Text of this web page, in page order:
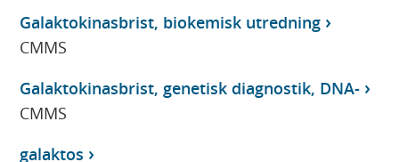
Galaktokinasbrist, biokemisk utredning
CMMS
Galaktokinasbrist, genetisk diagnostik, DNA-
CMMS
galaktos